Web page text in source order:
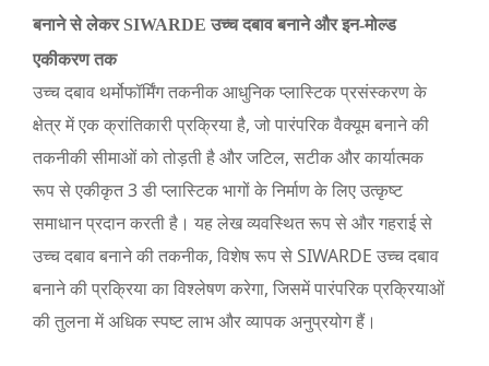
बनाने से लेकर SIWARDE उच्च दबाव बनाने और इन-मोल्ड
एकीकरण तक
उच्च दबाव थर्मोफॉर्मिंग तकनीक आधुनिक प्लास्टिक प्रसंस्करण के
क्षेत्र में एक क्रांतिकारी प्रक्रिया है, जो पारंपरिक वैक्यूम बनाने की
तकनीकी सीमाओं को तोड़ती है और जटिल, सटीक और कार्यात्मक
रूप से एकीकृत 3 डी प्लास्टिक भागों के निर्माण के लिए उत्कृष्ट
समाधान प्रदान करती है। यह लेख व्यवस्थित रूप से और गहराई से
उच्च दबाव बनाने की तकनीक, विशेष रूप से SIWARDE उच्च दबाव
बनाने की प्रक्रिया का विश्लेषण करेगा, जिसमें पारंपरिक प्रक्रियाओं
की तुलना में अधिक स्पष्ट लाभ और व्यापक अनुप्रयोग हैं।